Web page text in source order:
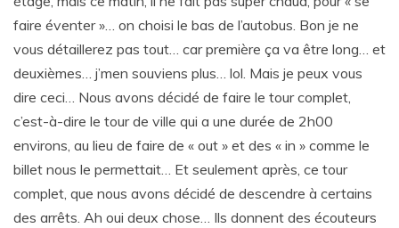
faire éventer »… on choisi le bas de l’autobus. Bon je ne
vous détaillerez pas tout… car première ça va être long… et
deuxièmes… j’men souviens plus… lol. Mais je peux vous
dire ceci… Nous avons décidé de faire le tour complet,
c’est-à-dire le tour de ville qui a une durée de 2h00
environs, au lieu de faire de « out » et des « in » comme le
billet nous le permettait… Et seulement après, ce tour
complet, que nous avons décidé de descendre à certains
des arrêts. Ah oui deux chose… Ils donnent des écouteurs